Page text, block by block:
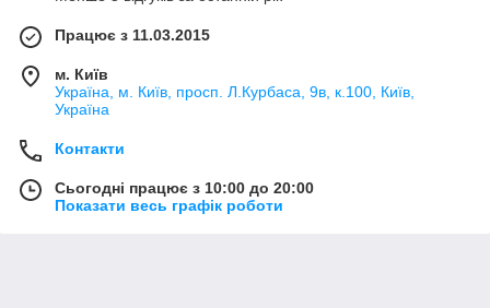
Працює з 11.03.2015
м. Київ
Україна, м. Київ, просп. Л.Курбаса, 9в, к.100, Київ,
Україна
Контакти
Сьогодні працює з 10:00 до 20:00
Показати весь графік роботи